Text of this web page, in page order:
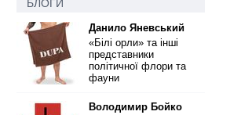
БЛОГИ
Данило Яневський
«Білі орли» та інші
представники
політичної флори та
фауни
Володимир Бойко